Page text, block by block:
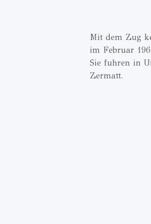
Mit dem Zug
im Februar
Sie fuhren in
Zermatt.